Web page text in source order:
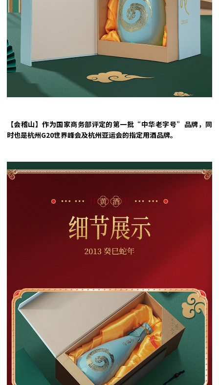
【会稽山】作为国家商务部评定的第一批“中华老字号”品牌，同
时也是杭州G20世界峰会及杭州亚运会的指定用酒品牌。